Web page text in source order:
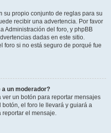
su propio conjunto de reglas para su
recibir una advertencia. Por favor
Administración del foro, y phpBB
dadas en este sitio.
foro si no está seguro de porqué fue
un moderador?
un botón para reportar mensajes
el foro le llevará y guiará a
reportar el mensaje.